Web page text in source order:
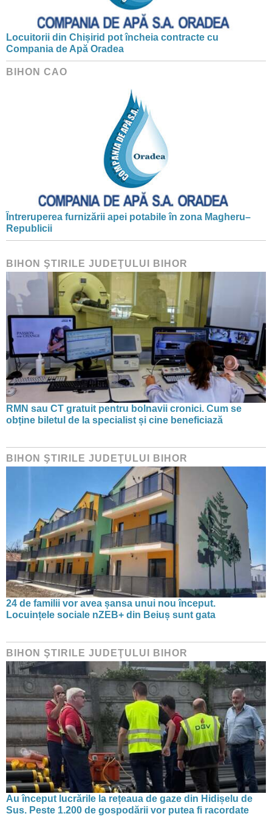
Locuitorii din Chișirid pot încheia contracte cu
Compania de Apă Oradea
BIHON CAO
Întreruperea furnizării apei potabile în zona Magheru–
Republicii
BIHON ŞTIRILE JUDEŢULUI BIHOR
RMN sau CT gratuit pentru bolnavii cronici. Cum se
obține biletul de la specialist și cine beneficiază
BIHON ŞTIRILE JUDEŢULUI BIHOR
24 de familii vor avea șansa unui nou început.
Locuințele sociale nZEB+ din Beiuș sunt gata
BIHON ŞTIRILE JUDEŢULUI BIHOR
Au început lucrările la rețeaua de gaze din Hidișelu de
Sus. Peste 1.200 de gospodării vor putea fi racordate